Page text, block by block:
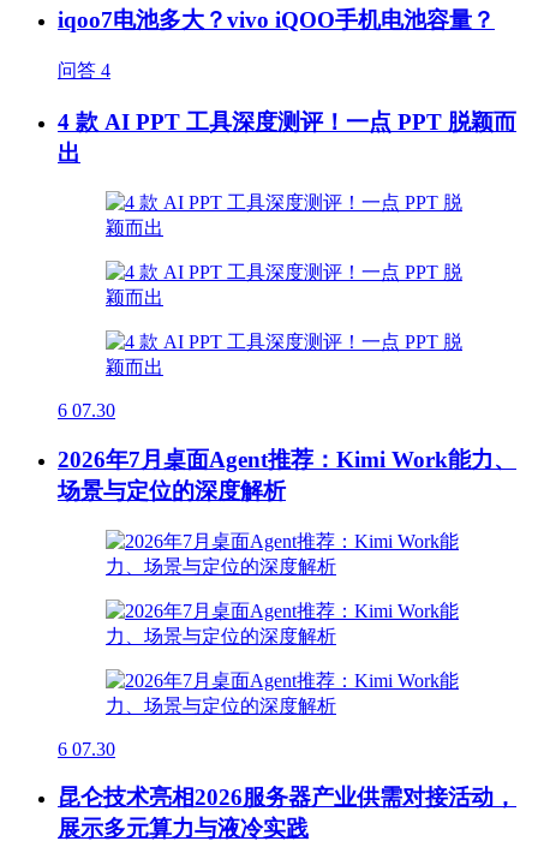
iqoo7电池多大？vivo iQOO手机电池容量？
问答 4
4 款 AI PPT 工具深度测评！一点 PPT 脱颖而
出
6 07.30
2026年7月桌面Agent推荐：Kimi Work能力、
场景与定位的深度解析
6 07.30
昆仑技术亮相2026服务器产业供需对接活动，
展示多元算力与液冷实践